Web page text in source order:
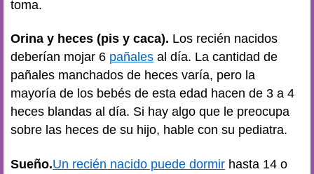
toma.
Orina y heces (pis y caca). Los recién nacidos
deberían mojar 6 pañales al día. La cantidad de
pañales manchados de heces varía, pero la
mayoría de los bebés de esta edad hacen de 3 a 4
heces blandas al día. Si hay algo que le preocupa
sobre las heces de su hijo, hable con su pediatra.
Sueño.Un recién nacido puede dormir hasta 14 o